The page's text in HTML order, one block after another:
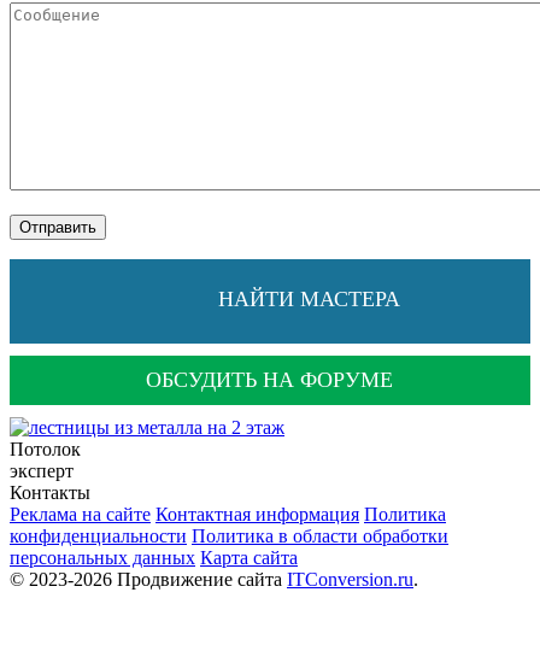
НАЙТИ МАСТЕРА
ОБСУДИТЬ НА ФОРУМЕ
Потолок
эксперт
Контакты
Реклама на сайте Контактная информация Политика
конфиденциальности Политика в области обработки
персональных данных Карта сайта
© 2023-2026 Продвижение сайта ITConversion.ru.